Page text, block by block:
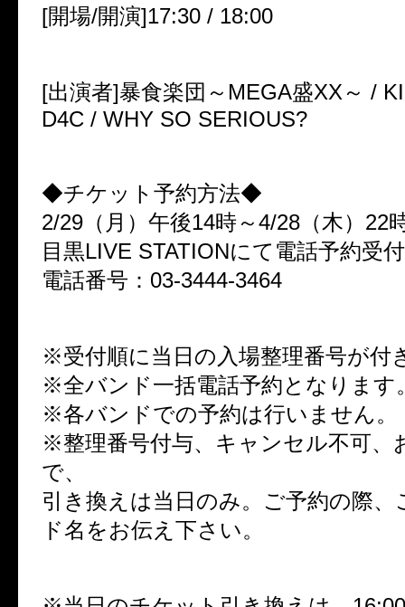
[開場/開演]17:30 / 18:00
[出演者]暴食楽団～MEGA盛XX～ /
D4C / WHY SO SERIOUS?
◆チケット予約方法◆
2/29（月）午後14時～4/28（木）22
目黒LIVE STATIONにて電話予約受
電話番号：03-3444-3464
※受付順に当日の入場整理番号が付
※全バンド一括電話予約となります
※各バンドでの予約は行いません。
※整理番号付与、キャンセル不可、
で、
引き換えは当日のみ。ご予約の際、
ド名をお伝え下さい。